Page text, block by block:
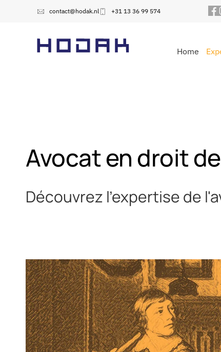
contact@hodak.nl +31 13 36 99 574
Home
Avocat en droit
Découvrez l'expertise de